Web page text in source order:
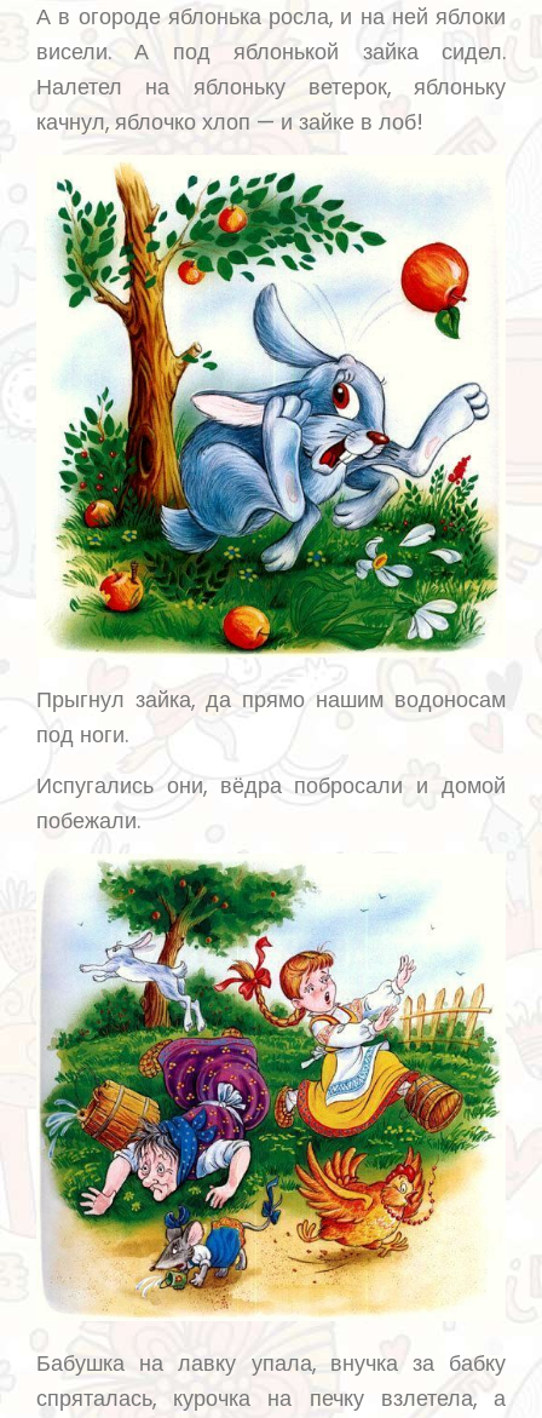
А в огороде яблонька росла, и на ней яблоки
висели. А под яблонькой зайка сидел.
Налетел на яблоньку ветерок, яблоньку
качнул, яблочко хлоп — и зайке в лоб!
Прыгнул зайка, да прямо нашим водоносам
под ноги.
Испугались они, вёдра побросали и домой
побежали.
Бабушка на лавку упала, внучка за бабку
спряталась, курочка на печку взлетела, а